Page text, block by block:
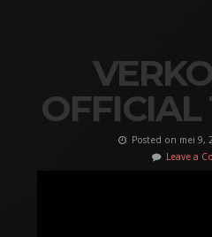
OFFICIAL
Posted on mei 9,
Leave a